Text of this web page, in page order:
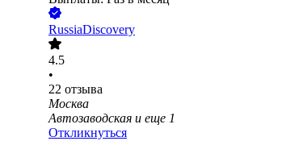
RussiaDiscovery
4.5
•
22 отзыва
Москва
Автозаводская и еще 1
Откликнуться